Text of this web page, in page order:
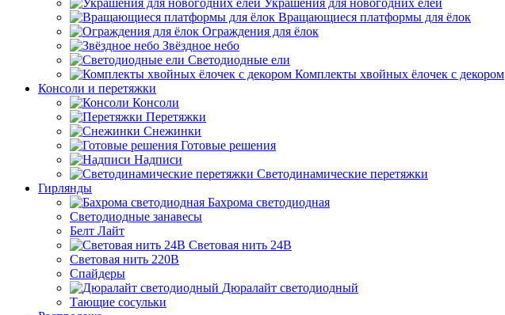
Украшения для новогодних елей
Вращающиеся платформы для ёлок
Ограждения для ёлок
Звёздное небо
Светодиодные ели
Комплекты хвойных ёлочек с декором
Консоли и перетяжки
Консоли
Перетяжки
Снежинки
Готовые решения
Надписи
Светодинамические перетяжки
Гирлянды
Бахрома светодиодная
Светодиодные занавесы
Белт Лайт
Световая нить 24В
Световая нить 220В
Спайдеры
Дюралайт светодиодный
Тающие сосульки